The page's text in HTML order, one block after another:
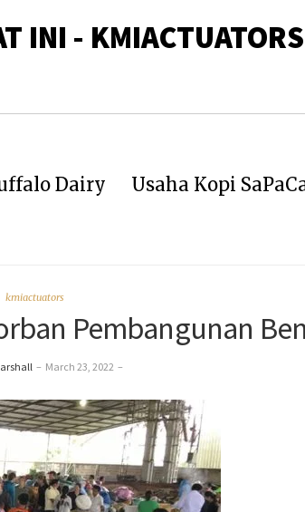
INI - KMIACTUATORS
Dairy Usaha Kopi
kmiactuators
Pembangunan
– March 23, 2022 –